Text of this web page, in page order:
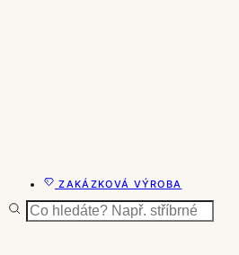
ZAKÁZKOVÁ VÝROBA